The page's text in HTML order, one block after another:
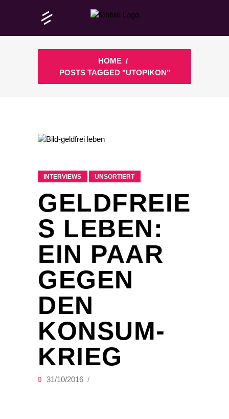
HOME /
POSTS TAGGED "UTOPIKON"
INTERVIEWS UNSORTIERT
GELDFREIE
S LEBEN:
EIN PAAR
GEGEN
DEN
KONSUM-
KRIEG
31/10/2016